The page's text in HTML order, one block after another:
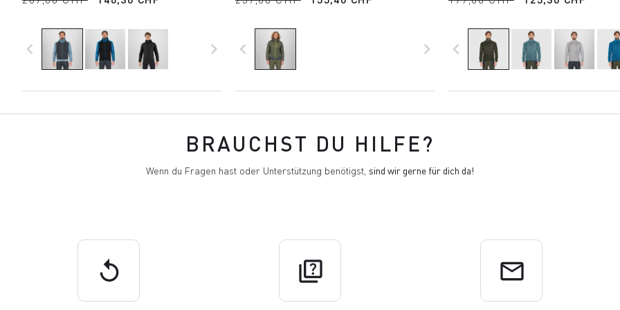
navigate_before navigate_next navigate_before navigate_next navigate_before
BRAUCHST DU HILFE?
Wenn du Fragen hast oder Unterstützung benötigst, sind wir gerne für dich da!
replay quiz email